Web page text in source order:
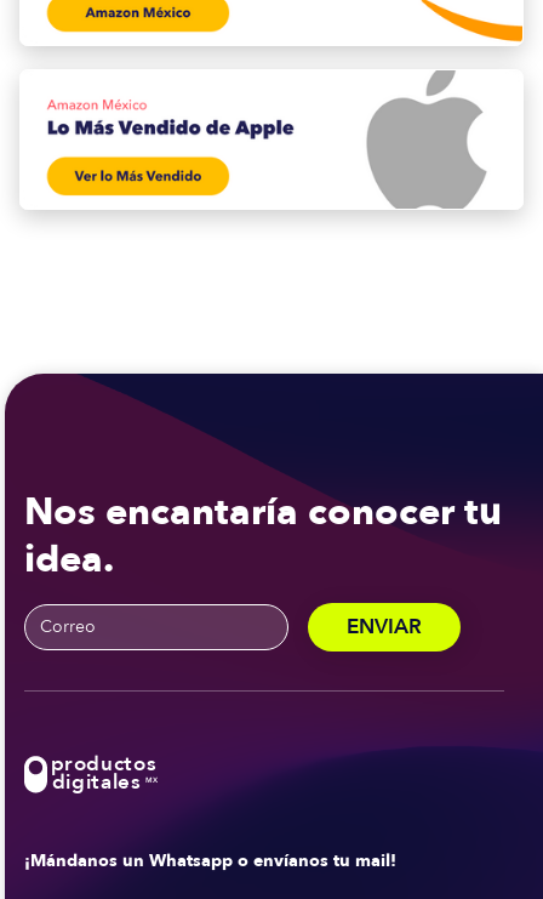
Nos encantaría conocer tu
idea.
productos
digitales MX
¡Mándanos un Whatsapp o envíanos tu mail!